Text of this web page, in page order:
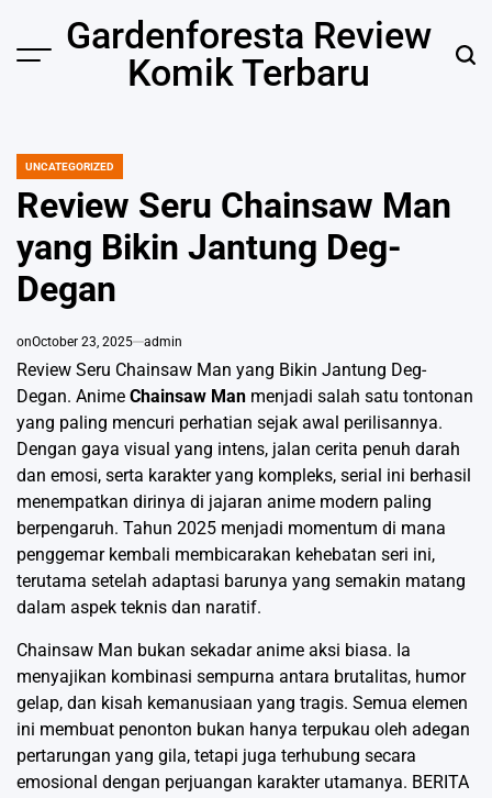
content
Gardenforesta Review
Komik Terbaru
POSTED
UNCATEGORIZED
Review Seru Chainsaw Man
yang Bikin Jantung Deg-
Degan
onOctober 23, 2025 admin
Review Seru Chainsaw Man yang Bikin Jantung Deg-
Degan. Anime Chainsaw Man menjadi salah satu tontonan
yang paling mencuri perhatian sejak awal perilisannya.
Dengan gaya visual yang intens, jalan cerita penuh darah
dan emosi, serta karakter yang kompleks, serial ini berhasil
menempatkan dirinya di jajaran anime modern paling
berpengaruh. Tahun 2025 menjadi momentum di mana
penggemar kembali membicarakan kehebatan seri ini,
terutama setelah adaptasi barunya yang semakin matang
dalam aspek teknis dan naratif.
Chainsaw Man bukan sekadar anime aksi biasa. Ia
menyajikan kombinasi sempurna antara brutalitas, humor
gelap, dan kisah kemanusiaan yang tragis. Semua elemen
ini membuat penonton bukan hanya terpukau oleh adegan
pertarungan yang gila, tetapi juga terhubung secara
emosional dengan perjuangan karakter utamanya. BERITA